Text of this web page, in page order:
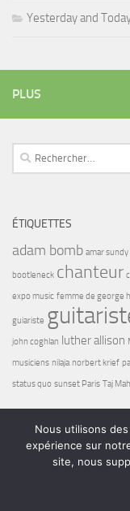
Yesterday and
PLUS
Rechercher :
ÉTIQUETTES
adam bomb amar sundy
bootleneck chanteur
expo music femme de george
guiariste
john coghlan luther allison
musiciens nilaja norbert krief
status quo sunset Paris Taj
Bel7
Nous utilisons
expérience sur
site, nous